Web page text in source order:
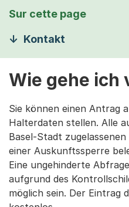
Sur cette page
Kontakt
Wie gehe ich
Sie können einen Antrag
Halterdaten stellen. Alle
Basel-Stadt
einer Auskunftssperre
Eine ungehinderte
aufgrund des
möglich sein. Der Eintrag